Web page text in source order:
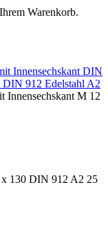
Warenkorb.
Innensechskant DIN
DIN 912 Edelstahl A2
Innensechskant M 12
x 130 DIN 912 A2 25